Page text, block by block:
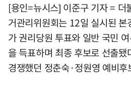
[용인=뉴시스] 이준구 기자 = 더
거관리위원회는 12일 실시된
가 권리당원 투표와 일반 국민
을 득표하며 최종 후보로 선출
경쟁했던 정춘숙·정원영 예비후